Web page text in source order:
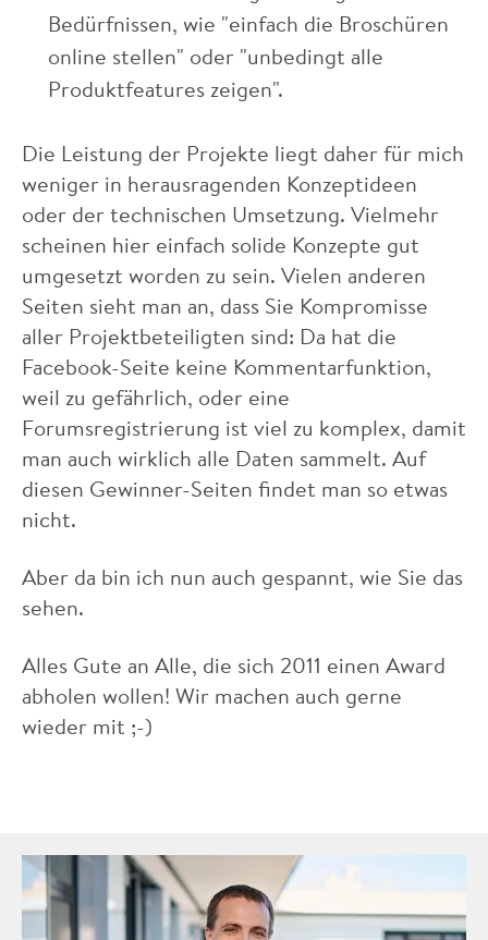
Bedürfnissen, wie "einfach die Broschüren
online stellen" oder "unbedingt alle
Produktfeatures zeigen".
Die Leistung der Projekte liegt daher für mich
weniger in herausragenden Konzeptideen
oder der technischen Umsetzung. Vielmehr
scheinen hier einfach solide Konzepte gut
umgesetzt worden zu sein. Vielen anderen
Seiten sieht man an, dass Sie Kompromisse
aller Projektbeteiligten sind: Da hat die
Facebook-Seite keine Kommentarfunktion,
weil zu gefährlich, oder eine
Forumsregistrierung ist viel zu komplex, damit
man auch wirklich alle Daten sammelt. Auf
diesen Gewinner-Seiten findet man so etwas
nicht.
Aber da bin ich nun auch gespannt, wie Sie das
sehen.
Alles Gute an Alle, die sich 2011 einen Award
abholen wollen! Wir machen auch gerne
wieder mit ;-)